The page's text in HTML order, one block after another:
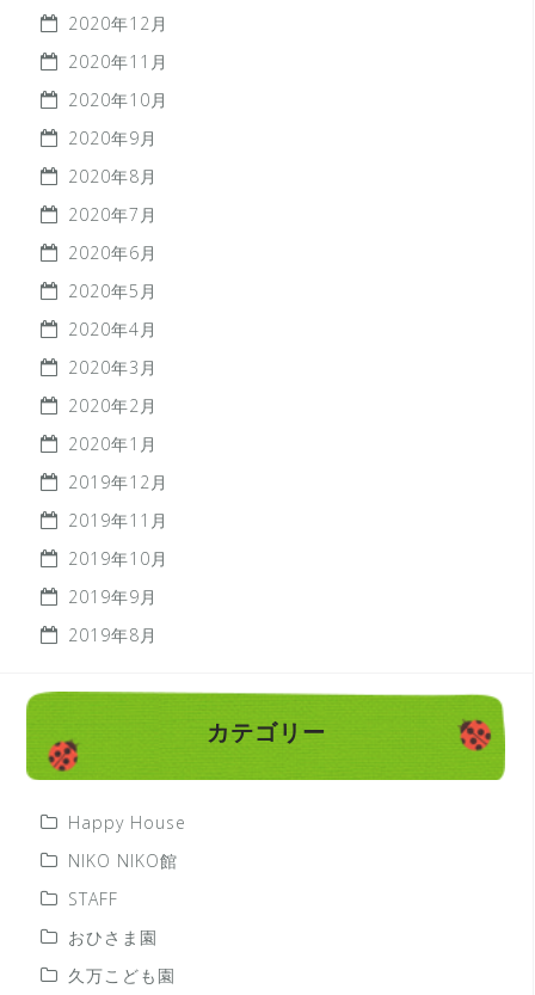
2020年12月
2020年11月
2020年10月
2020年9月
2020年8月
2020年7月
2020年6月
2020年5月
2020年4月
2020年3月
2020年2月
2020年1月
2019年12月
2019年11月
2019年10月
2019年9月
2019年8月
カテゴリー
Happy House
NIKO NIKO館
STAFF
おひさま園
久万こども園